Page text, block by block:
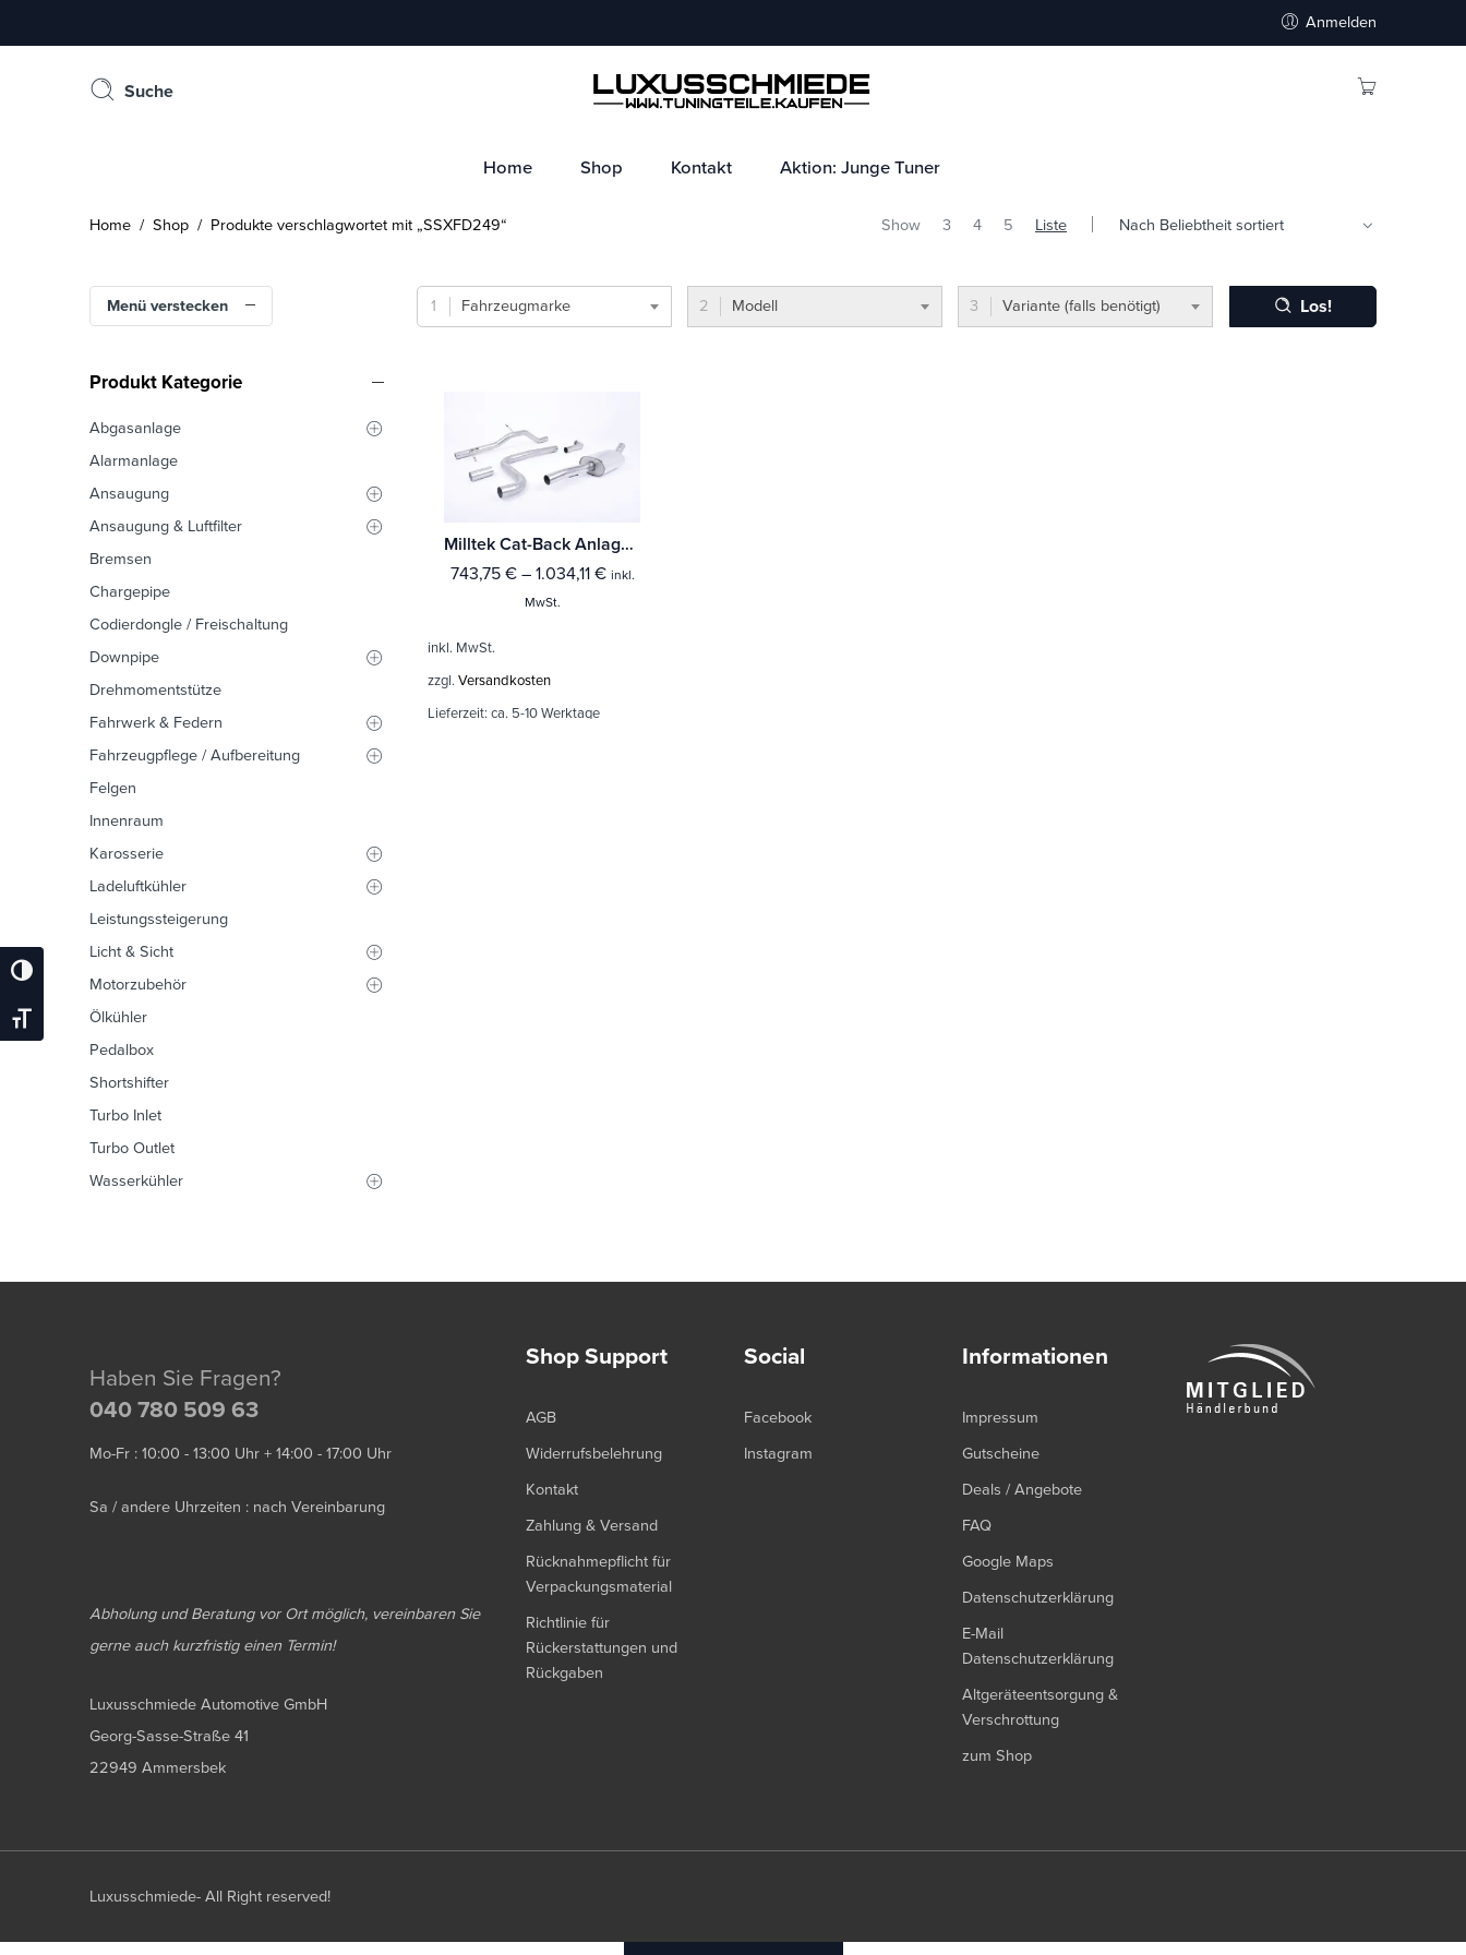
Umschalten Auf Hohe Kontraste
Schrift Vergrößern
Anmelden
Suche
Home Shop Kontakt Aktion: Junge Tuner
Home / Shop / Produkte verschlagwortet mit „SSXFD249“ Show 3 4 5 Liste
Menü verstecken Fahrzeugmarke Modell Variante (falls benötigt) Los!
Milltek Cat-Back Anlage Ford Fiesta Mk8 1.0T EcoBoost ST-Line 3 & 5-Türer (Ohne-(Fahrzeuge mit OPF)
743,75 €– 1.034,11 € inkl.
MwSt.
inkl. MwSt.
zzgl. Versandkosten
Lieferzeit: ca. 5-10 Werktage
Produkt Kategorie
Abgasanlage
Alarmanlage
Ansaugung
Ansaugung & Luftfilter
Bremsen
Chargepipe
Codierdongle / Freischaltung
Downpipe
Drehmomentstütze
Fahrwerk & Federn
Fahrzeugpflege / Aufbereitung
Felgen
Innenraum
Karosserie
Ladeluftkühler
Leistungssteigerung
Licht & Sicht
Motorzubehör
Ölkühler
Pedalbox
Shortshifter
Turbo Inlet
Turbo Outlet
Wasserkühler
Haben Sie Fragen?
040 780 509 63
Mo-Fr : 10:00 - 13:00 Uhr + 14:00 - 17:00 Uhr
Sa / andere Uhrzeiten : nach Vereinbarung
Abholung und Beratung vor Ort möglich, vereinbaren Sie
gerne auch kurzfristig einen Termin!
Luxusschmiede Automotive GmbH
Georg-Sasse-Straße 41
22949 Ammersbek
Shop Support
AGB
Widerrufsbelehrung
Kontakt
Zahlung & Versand
Rücknahmepflicht für
Verpackungsmaterial
Richtlinie für
Rückerstattungen und
Rückgaben
Social
Facebook
Instagram
Informationen
Impressum
Gutscheine
Deals / Angebote
FAQ
Google Maps
Datenschutzerklärung
E-Mail
Datenschutzerklärung
Altgeräteentsorgung &
Verschrottung
zum Shop
Luxusschmiede- All Right reserved!